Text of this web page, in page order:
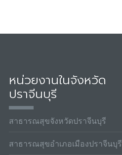
หน่วยงานในจังหวัด
ปราจีนบุรี
สาธารณสุขจังหวัดปราจีนบุรี
สาธารณสุขอำเภอเมืองปราจีนบุรี